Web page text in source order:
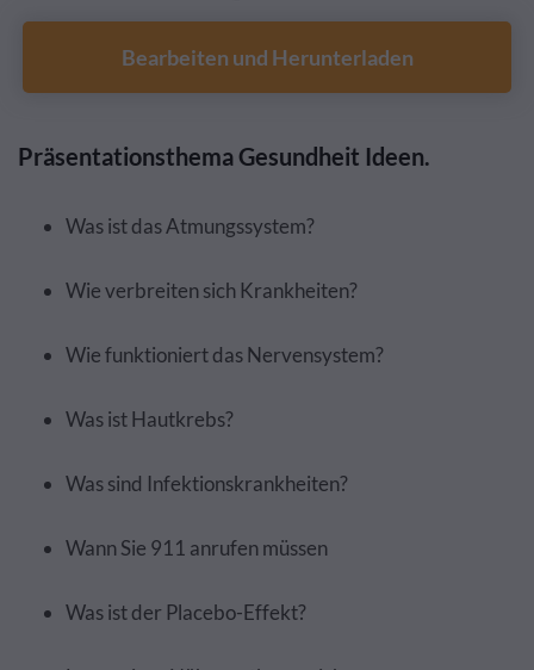
Bearbeiten und Herunterladen
Präsentationsthema Gesundheit Ideen.
Was ist das Atmungssystem?
Wie verbreiten sich Krankheiten?
Wie funktioniert das Nervensystem?
Was ist Hautkrebs?
Was sind Infektionskrankheiten?
Wann Sie 911 anrufen müssen
Was ist der Placebo-Effekt?